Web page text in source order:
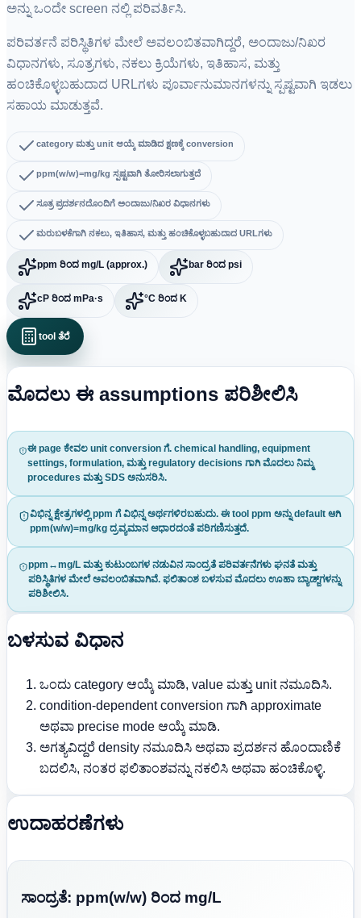
ಅನ್ನು ಒಂದೇ screen ನಲ್ಲಿ ಪರಿವರ್ತಿಸಿ.
ಪರಿವರ್ತನೆ ಪರಿಸ್ಥಿತಿಗಳ ಮೇಲೆ ಅವಲಂಬಿತವಾಗಿದ್ದರೆ, ಅಂದಾಜು/ನಿಖರ
ವಿಧಾನಗಳು, ಸೂತ್ರಗಳು, ನಕಲು ಕ್ರಿಯೆಗಳು, ಇತಿಹಾಸ, ಮತ್ತು
ಹಂಚಿಕೊಳ್ಳಬಹುದಾದ URLಗಳು ಪೂರ್ವಾನುಮಾನಗಳನ್ನು ಸ್ಪಷ್ಟವಾಗಿ ಇಡಲು
ಸಹಾಯ ಮಾಡುತ್ತವೆ.
category ಮತ್ತು unit ಆಯ್ಕೆ ಮಾಡಿದ ಕ್ಷಣಕ್ಕೆ conversion
ppm(w/w)=mg/kg ಸ್ಪಷ್ಟವಾಗಿ ತೋರಿಸಲಾಗುತ್ತದೆ
ಸೂತ್ರ ಪ್ರದರ್ಶನದೊಂದಿಗೆ ಅಂದಾಜು/ನಿಖರ ವಿಧಾನಗಳು
ಮರುಬಳಕೆಗಾಗಿ ನಕಲು, ಇತಿಹಾಸ, ಮತ್ತು ಹಂಚಿಕೊಳ್ಳಬಹುದಾದ URLಗಳು
ppm ರಿಂದ mg/L (approx.) bar ರಿಂದ psi
cP ರಿಂದ mPa·s °C ರಿಂದ K
tool ತೆರೆ
ಮೊದಲು ಈ assumptions ಪರಿಶೀಲಿಸಿ
ಈ page ಕೇವಲ unit conversion ಗೆ. chemical handling, equipment
settings, formulation, ಮತ್ತು regulatory decisions ಗಾಗಿ ಮೊದಲು ನಿಮ್ಮ
procedures ಮತ್ತು SDS ಅನುಸರಿಸಿ.
ವಿಭಿನ್ನ ಕ್ಷೇತ್ರಗಳಲ್ಲಿ ppm ಗೆ ವಿಭಿನ್ನ ಅರ್ಥಗಳಿರಬಹುದು. ಈ tool ppm ಅನ್ನು default ಆಗಿ
ppm(w/w)=mg/kg ದ್ರವ್ಯಮಾನ ಆಧಾರದಂತೆ ಪರಿಗಣಿಸುತ್ತದೆ.
ppm↔mg/L ಮತ್ತು ಕುಟುಂಬಗಳ ನಡುವಿನ ಸಾಂದ್ರತೆ ಪರಿವರ್ತನೆಗಳು ಘನತೆ ಮತ್ತು
ಪರಿಸ್ಥಿತಿಗಳ ಮೇಲೆ ಅವಲಂಬಿತವಾಗಿವೆ. ಫಲಿತಾಂಶ ಬಳಸುವ ಮೊದಲು ಊಹಾ ಬ್ಯಾಡ್ಜ್‌ಗಳನ್ನು
ಪರಿಶೀಲಿಸಿ.
ಬಳಸುವ ವಿಧಾನ
ಒಂದು category ಆಯ್ಕೆ ಮಾಡಿ, value ಮತ್ತು unit ನಮೂದಿಸಿ.
condition-dependent conversion ಗಾಗಿ approximate
ಅಥವಾ precise mode ಆಯ್ಕೆ ಮಾಡಿ.
ಅಗತ್ಯವಿದ್ದರೆ density ನಮೂದಿಸಿ ಅಥವಾ ಪ್ರದರ್ಶನ ಹೊಂದಾಣಿಕೆ
ಬದಲಿಸಿ, ನಂತರ ಫಲಿತಾಂಶವನ್ನು ನಕಲಿಸಿ ಅಥವಾ ಹಂಚಿಕೊಳ್ಳಿ.
ಉದಾಹರಣೆಗಳು
ಸಾಂದ್ರತೆ: ppm(w/w) ರಿಂದ mg/L